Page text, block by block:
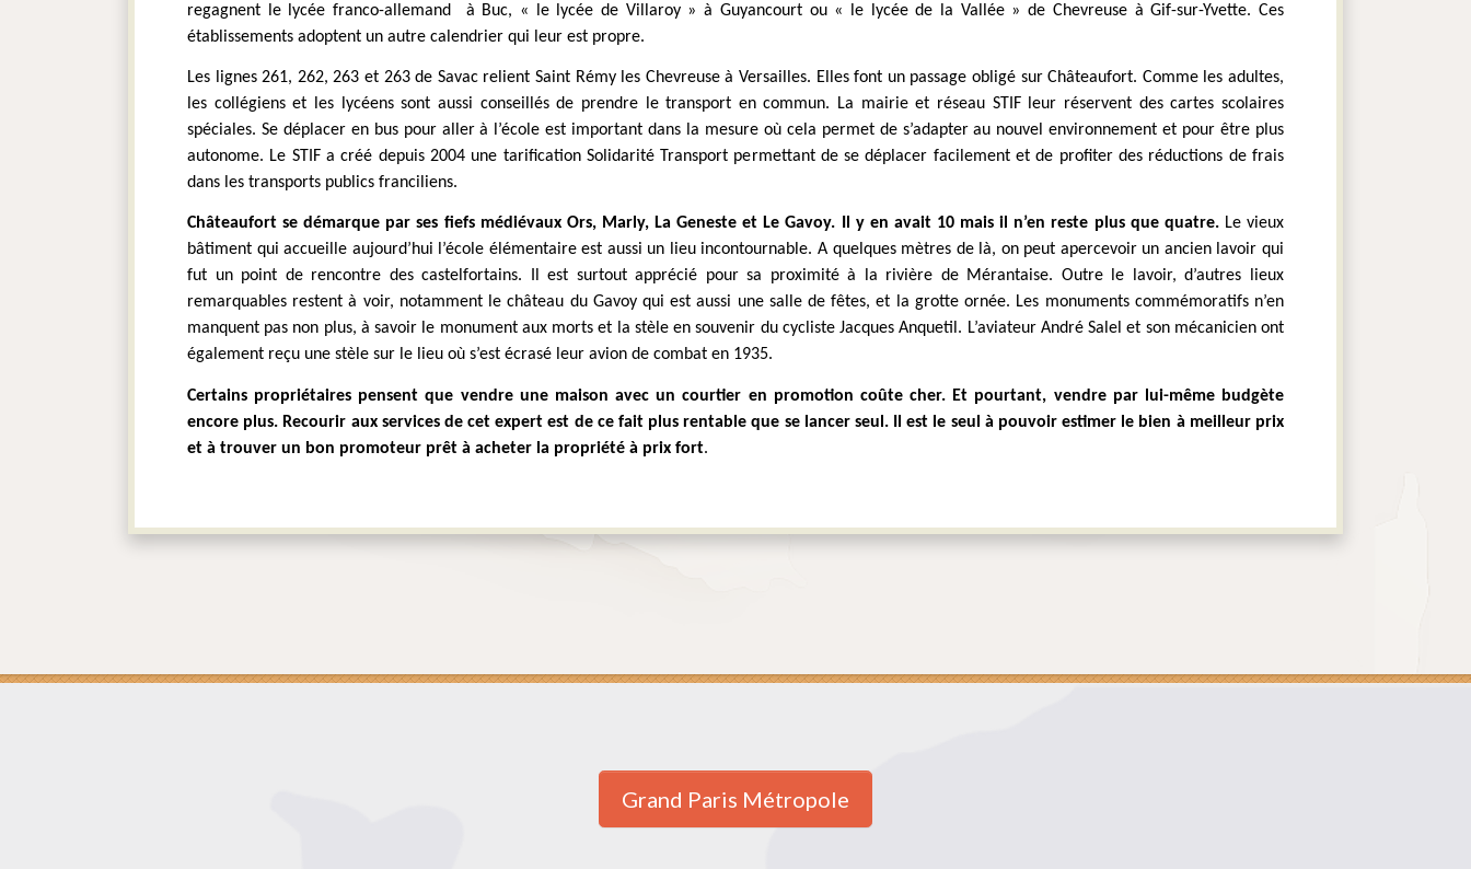
regagnent le lycée franco-allemand  à Buc, « le lycée de Villaroy » à Guyancourt ou « le lycée de la Vallée » de Chevreuse à Gif-sur-Yvette. Ces
établissements adoptent un autre calendrier qui leur est propre.
Les lignes 261, 262, 263 et 263 de Savac relient Saint Rémy les Chevreuse à Versailles. Elles font un passage obligé sur Châteaufort. Comme les adultes,
les collégiens et les lycéens sont aussi conseillés de prendre le transport en commun. La mairie et réseau STIF leur réservent des cartes scolaires
spéciales. Se déplacer en bus pour aller à l’école est important dans la mesure où cela permet de s’adapter au nouvel environnement et pour être plus
autonome. Le STIF a créé depuis 2004 une tarification Solidarité Transport permettant de se déplacer facilement et de profiter des réductions de frais
dans les transports publics franciliens.
Châteaufort se démarque par ses fiefs médiévaux Ors, Marly, La Geneste et Le Gavoy. Il y en avait 10 mais il n’en reste plus que quatre. Le vieux
bâtiment qui accueille aujourd’hui l’école élémentaire est aussi un lieu incontournable. A quelques mètres de là, on peut apercevoir un ancien lavoir qui
fut un point de rencontre des castelfortains. Il est surtout apprécié pour sa proximité à la rivière de Mérantaise. Outre le lavoir, d’autres lieux
remarquables restent à voir, notamment le château du Gavoy qui est aussi une salle de fêtes, et la grotte ornée. Les monuments commémoratifs n’en
manquent pas non plus, à savoir le monument aux morts et la stèle en souvenir du cycliste Jacques Anquetil. L’aviateur André Salel et son mécanicien ont
également reçu une stèle sur le lieu où s’est écrasé leur avion de combat en 1935.
Certains propriétaires pensent que vendre une maison avec un courtier en promotion coûte cher. Et pourtant, vendre par lui-même budgète
encore plus. Recourir aux services de cet expert est de ce fait plus rentable que se lancer seul. Il est le seul à pouvoir estimer le bien à meilleur prix
et à trouver un bon promoteur prêt à acheter la propriété à prix fort.
Grand Paris Métropole